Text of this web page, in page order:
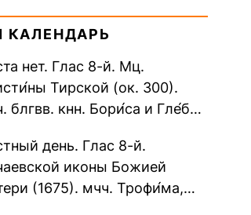
КАЛЕНДАРЬ
нет. Глас 8-й. Мц.
Тирской (ок. 300).
блгвв. кнн. Бори́са и Гле́ба,
(1015). Прп....
день. Глас 8-й.
иконы Божией
(1675). мчч. Трофи́ма,